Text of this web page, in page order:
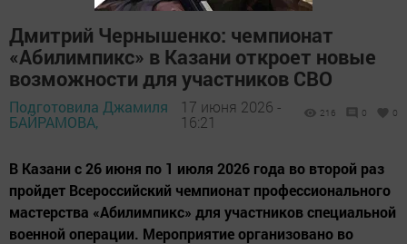
Дмитрий Чернышенко: чемпионат
«Абилимпикс» в Казани откроет новые
возможности для участников СВО
Подготовила Джамиля
БАЙРАМОВА,
17 июня 2026 -
16:21
216 0 0
В Казани с 26 июня по 1 июля 2026 года во второй раз
пройдет Всероссийский чемпионат профессионального
мастерства «Абилимпикс» для участников специальной
военной операции. Мероприятие организовано во